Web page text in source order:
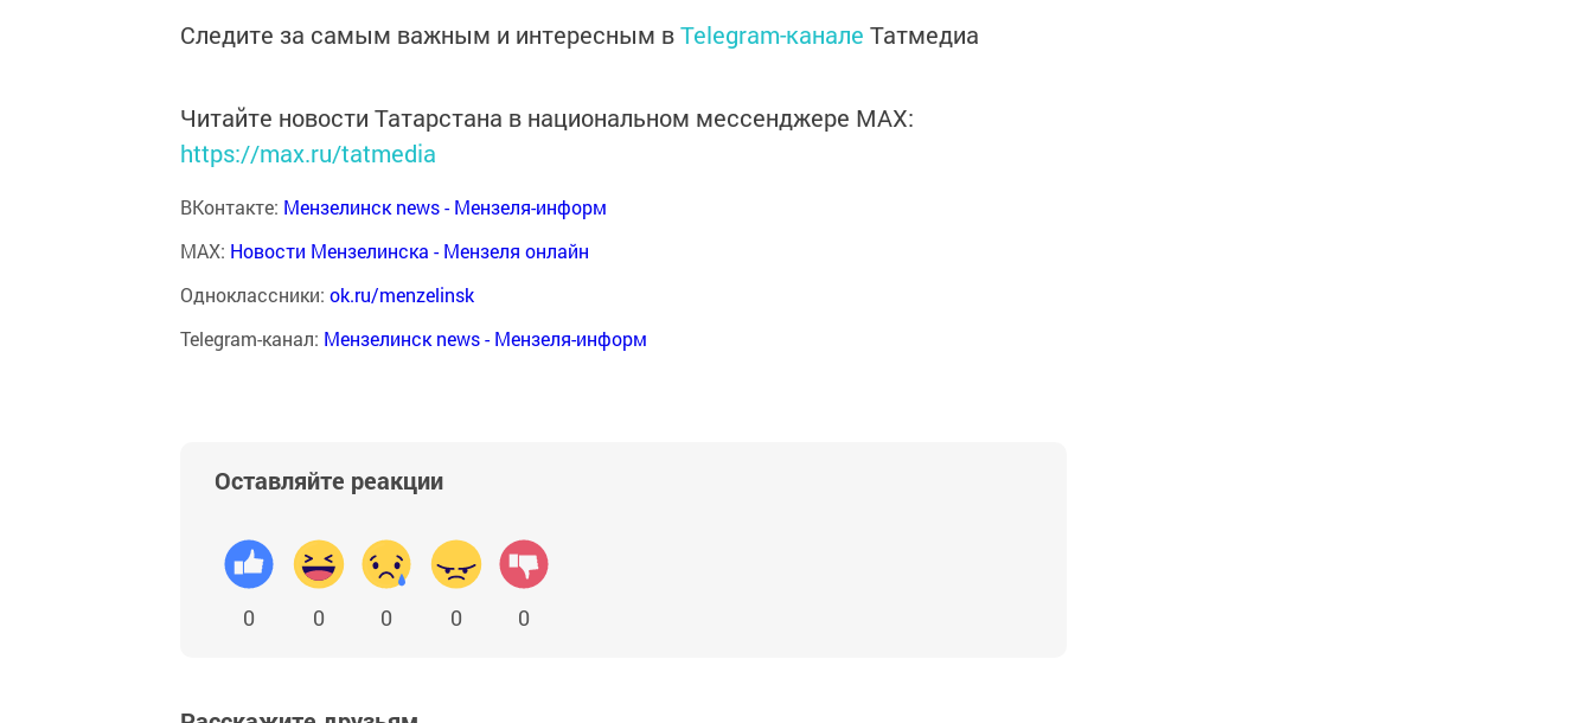
Следите за самым важным и интересным вTelegram-канале Татмедиа
Читайте новости Татарстана в национальном мессенджере MАХ:
https://max.ru/tatmedia
ВКонтакте: Мензелинск news - Мензеля-информ
MAX: Новости Мензелинска - Мензеля онлайн
Одноклассники: ok.ru/menzelinsk
Telegram-канал: Мензелинск news - Мензеля-информ
Оставляйте реакции
0 0 0 0 0